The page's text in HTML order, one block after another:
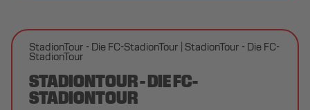
StadionTour - Die FC-StadionTour StadionTour - Die FC-
StadionTour
STADIONTOUR - DIE FC-
STADIONTOUR